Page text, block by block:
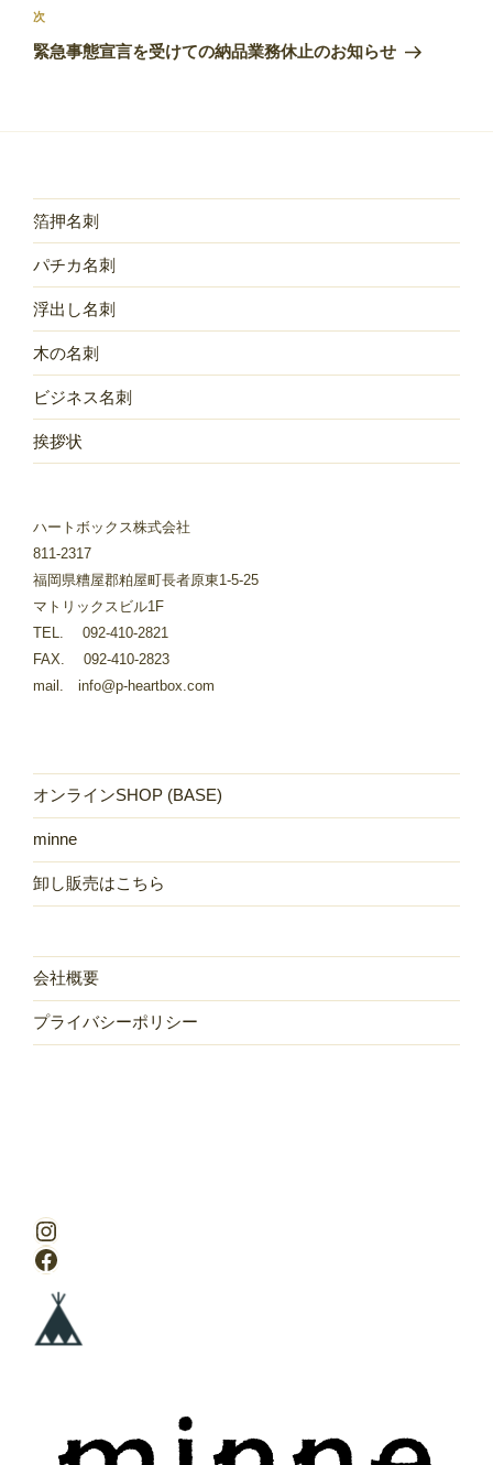
ビ
ゲ
ョ
稿
次
の
次
緊急事態宣言を受けての納品業務休止のお知らせ
箔押名刺
パチカ名刺
浮出し名刺
木の名刺
ビジネス名刺
挨拶状
ハートボックス株式会社
811-2317
福岡県糟屋郡粕屋町長者原東1-5-25
マトリックスビル1F
TEL. 092-410-2821
FAX. 092-410-2823
mail. info@p-heartbox.com
オンラインSHOP (BASE)
minne
卸し販売はこちら
会社概要
プライバシーポリシー
Instagram
Facebook